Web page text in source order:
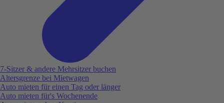
7-Sitzer & andere Mehrsitzer buchen
Altersgrenze bei Mietwagen
Auto mieten für einen Tag oder länger
Auto mieten für's Wochenende